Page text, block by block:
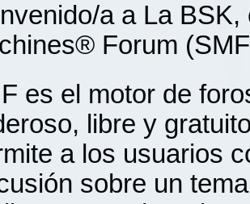
a a La
Forum
es el motor de
libre y
a los usuarios
sobre un